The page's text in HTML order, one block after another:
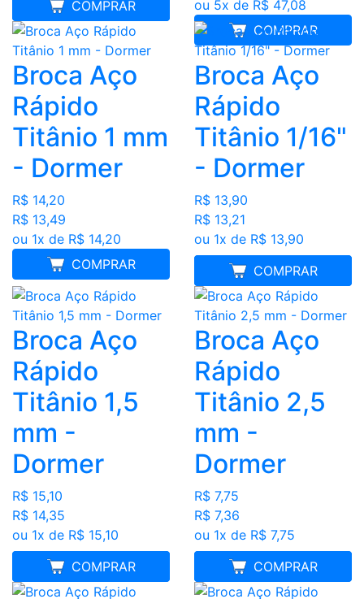
COMPRAR
MELHOR PREÇO
ou 5x de R$ 47,08
COMPRAR
Broca Aço
Rápido
Titânio 1 mm
- Dormer
R$ 14,20
R$ 13,49
ou 1x de R$ 14,20
COMPRAR
Broca Aço
Rápido
Titânio 1/16"
- Dormer
R$ 13,90
R$ 13,21
ou 1x de R$ 13,90
COMPRAR
MELHOR PREÇO
Broca Aço
Rápido
Titânio 1,5
mm -
Dormer
R$ 15,10
R$ 14,35
ou 1x de R$ 15,10
COMPRAR
MELHOR PREÇO
Broca Aço
Rápido
Titânio 2,5
mm -
Dormer
R$ 7,75
R$ 7,36
ou 1x de R$ 7,75
COMPRAR
MELHOR PREÇO